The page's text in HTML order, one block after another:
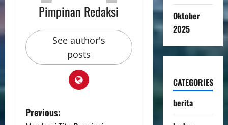
Pimpinan Redaksi
See author's
posts
Previous:
Oktober
2025
CATEGORIES
berita